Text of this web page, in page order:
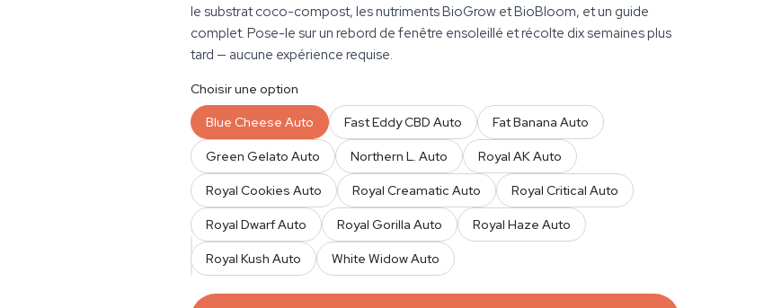
le substrat coco-compost, les nutriments BioGrow et BioBloom, et un guide
complet. Pose-le sur un rebord de fenêtre ensoleillé et récolte dix semaines plus
tard — aucune expérience requise.
QUANTITÉ
Choisir une option
Blue Cheese Auto Fast Eddy CBD Auto Fat Banana Auto
Green Gelato Auto Northern L. Auto Royal AK Auto
Royal Cookies Auto Royal Creamatic Auto Royal Critical Auto
Royal Dwarf Auto Royal Gorilla Auto Royal Haze Auto
Royal Kush Auto White Widow Auto